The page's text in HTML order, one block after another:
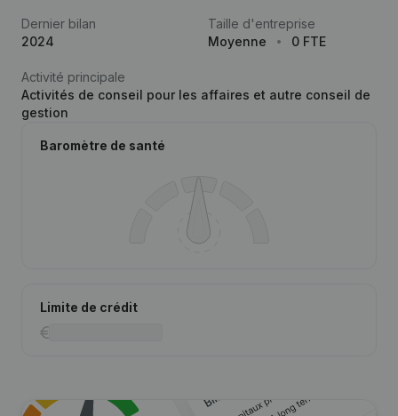
Dernier bilan
2024
Taille d'entreprise
Moyenne
0 FTE
Activité principale
Activités de conseil pour les affaires et autre conseil de
gestion
Baromètre de santé
Limite de crédit